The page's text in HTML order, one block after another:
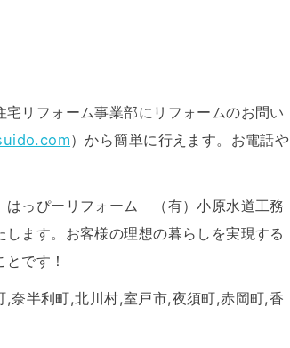
リフォーム事業部にリフォームのお問い
）から簡単に行えます。お電話や
はっぴーリフォーム （有）小原水道工務
ます。お客様の理想の暮らしを実現する
です！
奈半利町,北川村,室戸市,夜須町,赤岡町,香